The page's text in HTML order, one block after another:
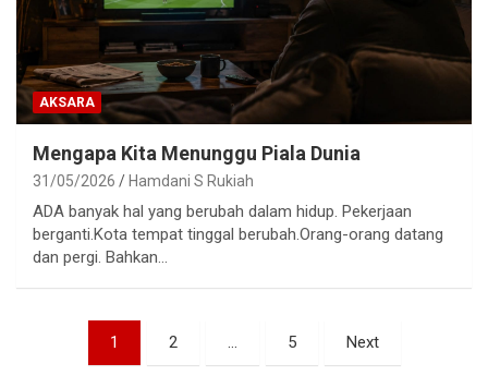
AKSARA
Mengapa Kita Menunggu Piala Dunia
31/05/2026 Hamdani S Rukiah
ADA banyak hal yang berubah dalam hidup. Pekerjaan
berganti.Kota tempat tinggal berubah.Orang-orang datang
dan pergi. Bahkan…
Paginasi
1 2 … 5 Next